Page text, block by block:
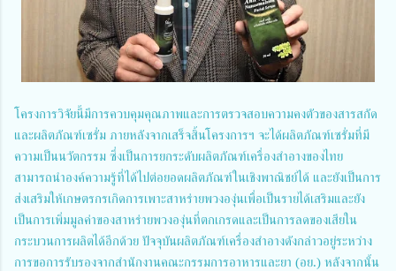
โครงการวิจัยนี้มีการควบคุมคุณภาพและการตรวจสอบความคงตัวของสารสกัด
และผลิตภัณฑ์เซรั่ม ภายหลังจากเสร็จสิ้นโครงการฯ จะได้ผลิตภัณฑ์เซรั่มที่มี
ความเป็นนวัตกรรม ซึ่งเป็นการยกระดับผลิตภัณฑ์เครื่องสำอางของไทย
สามารถนำองค์ความรู้ที่ได้ไปต่อยอดผลิตภัณฑ์ในเชิงพาณิชย์ได้ และยังเป็นการ
ส่งเสริมให้เกษตรกรเกิดการเพาะสาหร่ายพวงองุ่นเพื่อเป็นรายได้เสริมและยัง
เป็นการเพิ่มมูลค่าของสาหร่ายพวงองุ่นที่ตกเกรดและเป็นการลดของเสียใน
กระบวนการผลิตได้อีกด้วย ปัจจุบันผลิตภัณฑ์เครื่องสำอางดังกล่าวอยู่ระหว่าง
การขอการรับรองจากสำนักงานคณะกรรมการอาหารและยา (อย.) หลังจากนั้น